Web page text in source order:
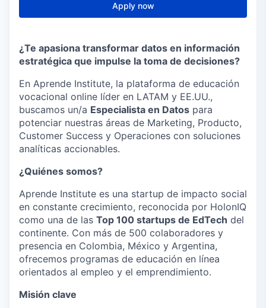
Apply now
¿Te apasiona transformar datos en información
estratégica que impulse la toma de decisiones?
En Aprende Institute, la plataforma de educación
vocacional online líder en LATAM y EE.UU.,
buscamos un/a Especialista en Datos para
potenciar nuestras áreas de Marketing, Producto,
Customer Success y Operaciones con soluciones
analíticas accionables.
¿Quiénes somos?
Aprende Institute es una startup de impacto social
en constante crecimiento, reconocida por HolonIQ
como una de las Top 100 startups de EdTech del
continente. Con más de 500 colaboradores y
presencia en Colombia, México y Argentina,
ofrecemos programas de educación en línea
orientados al empleo y el emprendimiento.
Misión clave